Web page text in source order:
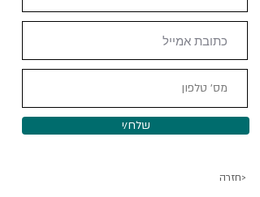
שלח/י
חזרה>